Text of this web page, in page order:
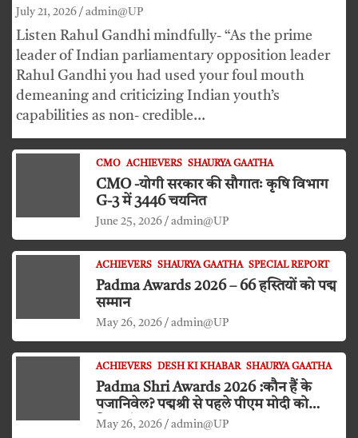
July 21, 2026 admin@UP
Listen Rahul Gandhi mindfully- “As the prime
leader of Indian parliamentary opposition leader
Rahul Gandhi you had used your foul mouth
demeaning and criticizing Indian youth’s
capabilities as non- credible…
CMO ACHIEVERS SHAURYA GAATHA
CMO -योगी सरकार की सौगातः कृषि विभाग
G-3 में 3446 चयनित
June 25, 2026 admin@UP
ACHIEVERS SHAURYA GAATHA SPECIAL REPORT
Padma Awards 2026 – 66 हस्तियों को पद्म
सम्मान
May 26, 2026 admin@UP
ACHIEVERS DESH KI KHABAR SHAURYA GAATHA
Padma Shri Awards 2026 :कौन हैं के
पजानिवेल? पद्मश्री से पहले पीएम मोदी को
किया दंडवत प्रणाम
May 26, 2026 admin@UP